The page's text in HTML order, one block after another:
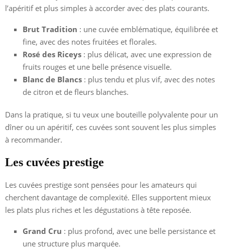
l’apéritif et plus simples à accorder avec des plats courants.
Brut Tradition : une cuvée emblématique, équilibrée et
fine, avec des notes fruitées et florales.
Rosé des Riceys : plus délicat, avec une expression de
fruits rouges et une belle présence visuelle.
Blanc de Blancs : plus tendu et plus vif, avec des notes
de citron et de fleurs blanches.
Dans la pratique, si tu veux une bouteille polyvalente pour un
dîner ou un apéritif, ces cuvées sont souvent les plus simples
à recommander.
Les cuvées prestige
Les cuvées prestige sont pensées pour les amateurs qui
cherchent davantage de complexité. Elles supportent mieux
les plats plus riches et les dégustations à tête reposée.
Grand Cru : plus profond, avec une belle persistance et
une structure plus marquée.